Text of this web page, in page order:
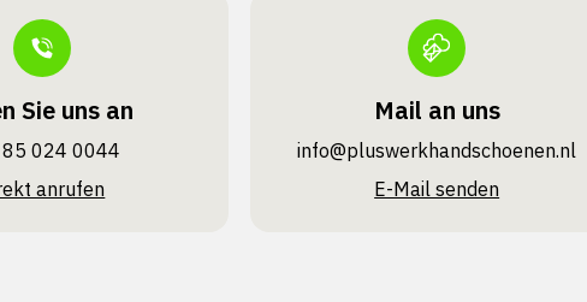
Sie uns an
024 0044
anrufen
Mail an uns
info@pluswerk­handschoenen.nl
E-Mail senden